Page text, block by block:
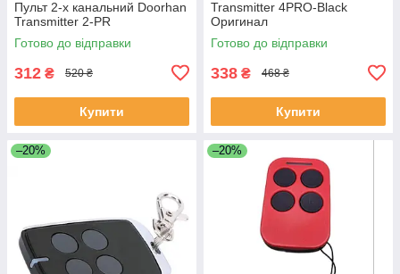
Пульт 2-х канальний Doorhan
Transmitter 2-PR
Готово до відправки
312 ₴ 520 ₴
Купити
Transmitter 4PRO-Black
Оригинал
Готово до відправки
338 ₴ 468 ₴
Купити
–20% –20%